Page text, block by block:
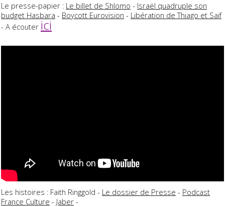
Le presse-papier : Le billet de Shlomo - Israël quadruple son
budget Hasbara - Boycott Eurovision - Libération de Thiago et Saif
- A écouter ici
Les histoires : Faith Ringgold - Le dossier de Presse - Podcast
France Culture - Jaber -